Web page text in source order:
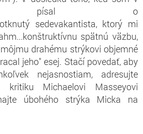
písal o
sedevakantista, ktorý mi
spätnú väzbu,
drahému strýkovi objemné
jeho" esej. Stačí povedať, aby
nejasnostiam, adresujte
kritiku Michaelovi Masseyovi
úbohého strýka Micka na